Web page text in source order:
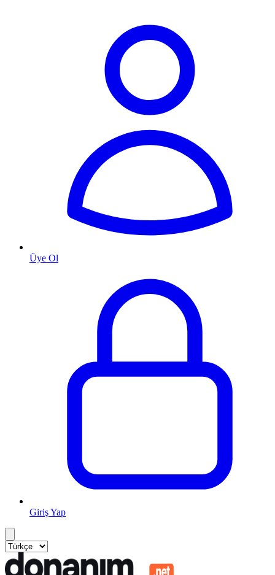
Üye Ol
Giriş Yap